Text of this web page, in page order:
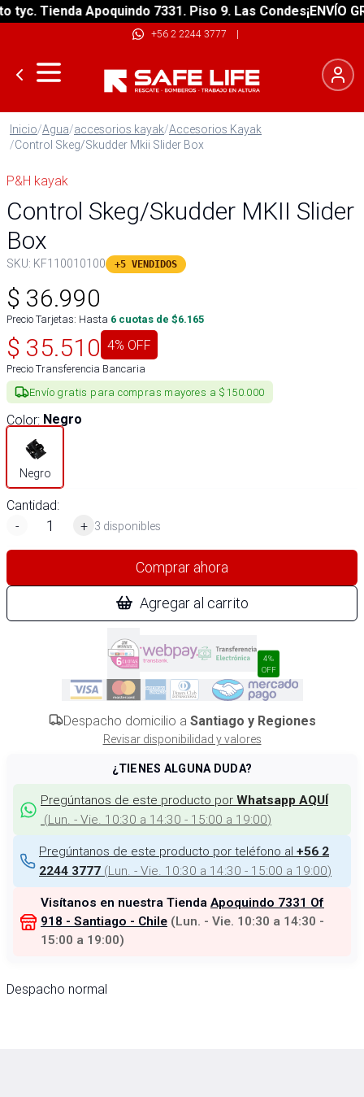
Tienda Apoquindo 7331. Piso 9. Las Condes¡ENVÍO
+56 2 2244 3777 |
Inicio/Agua/accesorios kayak/Accesorios Kayak
/Control Skeg/Skudder Mkii Slider Box
P&H kayak
Control Skeg/Skudder MKII Slider
Box
SKU: KF110010100 +5 VENDIDOS
$ 36.990
Precio Tarjetas: Hasta 6 cuotas de $6.165
$ 35.510 4% OFF
Precio Transferencia Bancaria
Envío gratis para compras mayores a $150.000
Color: Negro
Negro
Cantidad:
-
+ 3 disponibles
Comprar ahora
Agregar al carrito
4%
OFF
Despacho domicilio a Santiago y Regiones
Revisar disponibilidad y valores
¿TIENES ALGUNA DUDA?
Pregúntanos de este producto por Whatsapp AQUÍ
(Lun. - Vie. 10:30 a 14:30 - 15:00 a 19:00)
Pregúntanos de este producto por teléfono al +56 2
2244 3777 (Lun. - Vie. 10:30 a 14:30 - 15:00 a 19:00)
Visítanos en nuestra Tienda Apoquindo 7331 Of
918 - Santiago - Chile (Lun. - Vie. 10:30 a 14:30 -
15:00 a 19:00)
Despacho normal